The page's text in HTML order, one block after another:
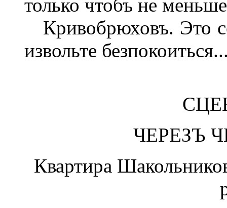
только чтобъ не
Кривобрюховъ. Это
извольте
ЧЕРЕЗЪ
Квартира